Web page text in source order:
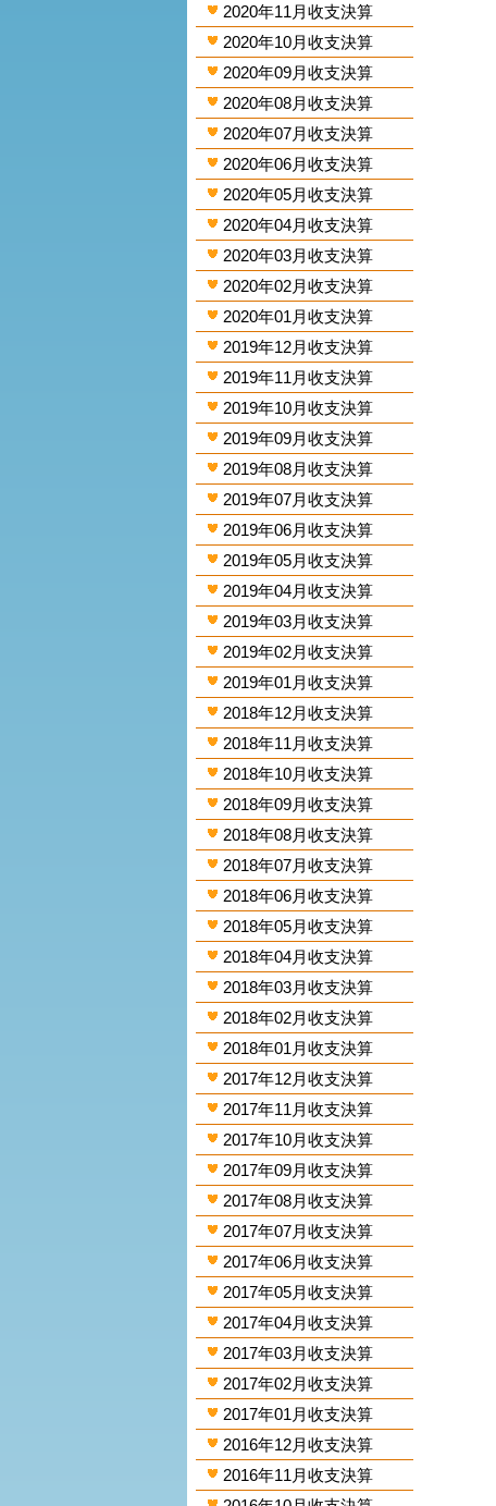
2020年11月收支決算
2020年10月收支決算
2020年09月收支決算
2020年08月收支決算
2020年07月收支決算
2020年06月收支決算
2020年05月收支決算
2020年04月收支決算
2020年03月收支決算
2020年02月收支決算
2020年01月收支決算
2019年12月收支決算
2019年11月收支決算
2019年10月收支決算
2019年09月收支決算
2019年08月收支決算
2019年07月收支決算
2019年06月收支決算
2019年05月收支決算
2019年04月收支決算
2019年03月收支決算
2019年02月收支決算
2019年01月收支決算
2018年12月收支決算
2018年11月收支決算
2018年10月收支決算
2018年09月收支決算
2018年08月收支決算
2018年07月收支決算
2018年06月收支決算
2018年05月收支決算
2018年04月收支決算
2018年03月收支決算
2018年02月收支決算
2018年01月收支決算
2017年12月收支決算
2017年11月收支決算
2017年10月收支決算
2017年09月收支決算
2017年08月收支決算
2017年07月收支決算
2017年06月收支決算
2017年05月收支決算
2017年04月收支決算
2017年03月收支決算
2017年02月收支決算
2017年01月收支決算
2016年12月收支決算
2016年11月收支決算